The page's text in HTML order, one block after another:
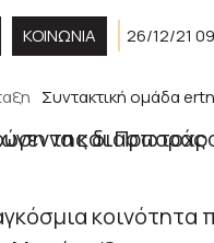
ΚΟΙΝΩΝΊΑ 26/12/21
Συντακτική ομάδα
κοινότητα